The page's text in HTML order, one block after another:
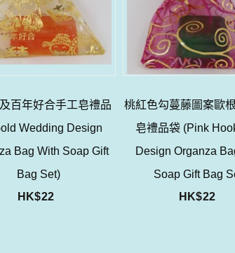
百年好合手工皂禮品
Wedding Design
Bag With Soap Gift
Bag Set)
HK$22
桃紅色勾蔓藤圖案歐
皂禮品袋 (Pink
Design Organza
Soap Gift Bag
HK$22